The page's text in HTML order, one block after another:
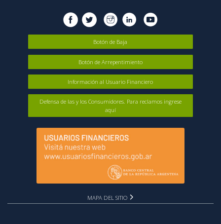
Botón de Baja
Botón de Arrepentimiento
Información al Usuario Financiero
Defensa de las y los Consumidores. Para reclamos ingrese
aquí
MAPA DEL SITIO